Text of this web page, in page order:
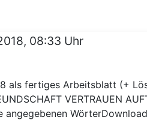
08:33 Uhr
als fertiges Arbeitsblatt (+
VERTRAUEN